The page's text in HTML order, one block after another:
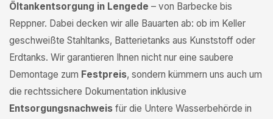
Öltankentsorgung in Lengede – von Barbecke bis
Reppner. Dabei decken wir alle Bauarten ab: ob im Keller
geschweißte Stahltanks, Batterietanks aus Kunststoff oder
Erdtanks. Wir garantieren Ihnen nicht nur eine saubere
Demontage zum Festpreis, sondern kümmern uns auch um
die rechtssichere Dokumentation inklusive
Entsorgungsnachweis für die Untere Wasserbehörde in